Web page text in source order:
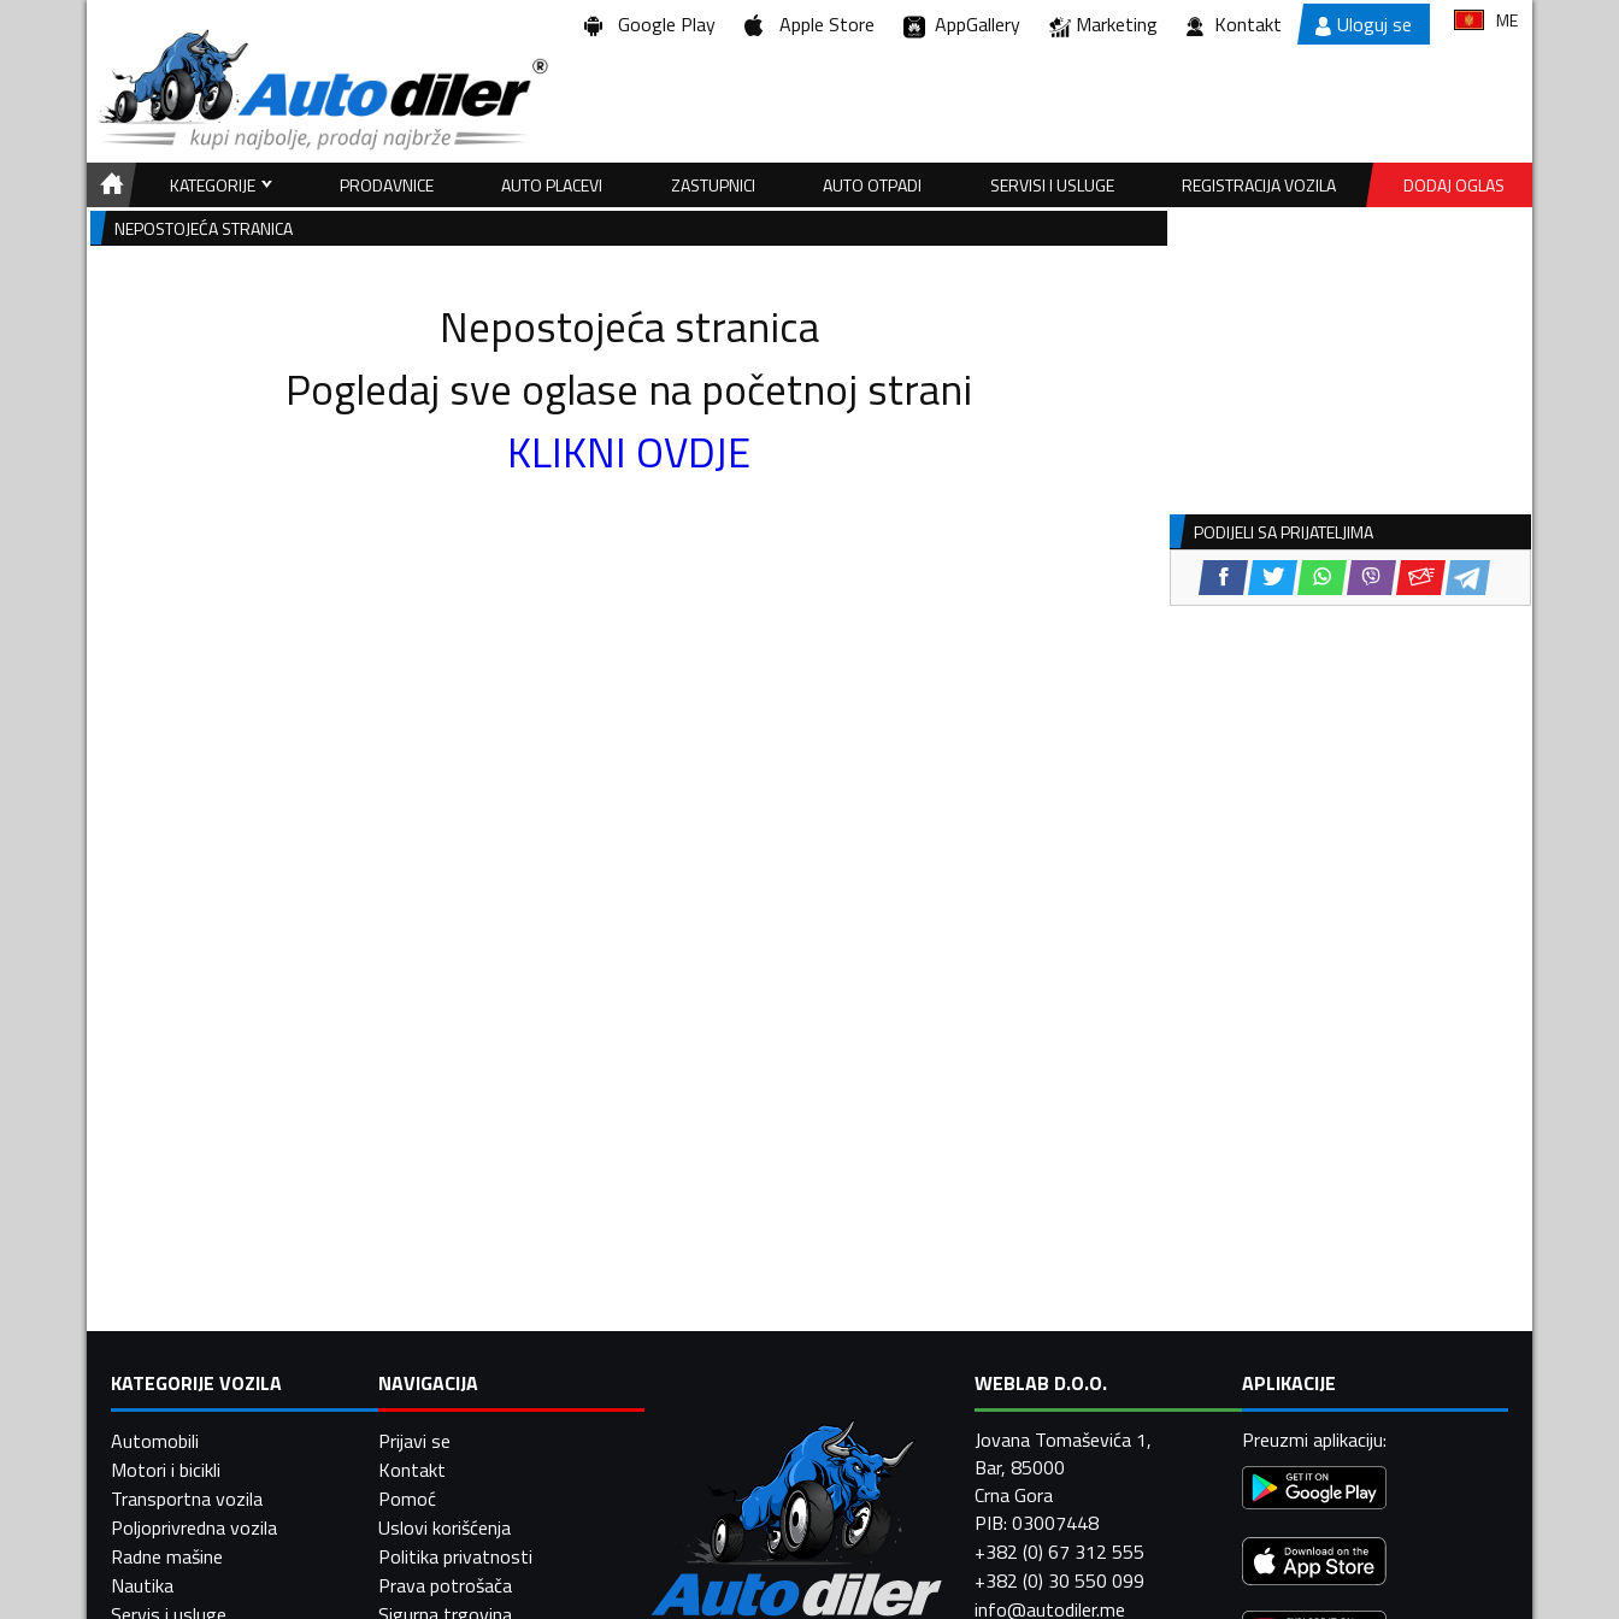
Google Play Apple Store AppGallery Marketing Kontakt Uloguj se ME
KATEGORIJE PRODAVNICE AUTO PLACEVI ZASTUPNICI AUTO OTPADI SERVISI I USLUGE REGISTRACIJA VOZILA
DODAJ OGLAS
NEPOSTOJEĆA STRANICA
Nepostojeća stranica
Pogledaj sve oglase na početnoj strani
KLIKNI OVDJE
PODIJELI SA PRIJATELJIMA
KATEGORIJE VOZILA
Automobili
Motori i bicikli
Transportna vozila
Poljoprivredna vozila
Radne mašine
Nautika
NAVIGACIJA
Prijavi se
Kontakt
Pomoć
Uslovi korišćenja
Politika privatnosti
Prava potrošača
WEBLAB D.O.O.
Jovana Tomaševića 1,
Bar, 85000
Crna Gora
PIB: 03007448
+382 (0) 67 312 555
+382 (0) 30 550 099
info@autodiler.me
APLIKACIJE
Preuzmi aplikaciju: